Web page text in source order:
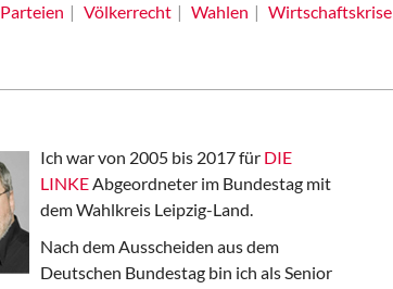
Parteien Völkerrecht Wahlen Wirtschaftskrise
Ich war von 2005 bis 2017 für DIE
LINKEAbgeordneter im Bundestag mit
dem Wahlkreis Leipzig-Land.
Nach dem Ausscheiden aus dem
Deutschen Bundestag bin ich als Senior